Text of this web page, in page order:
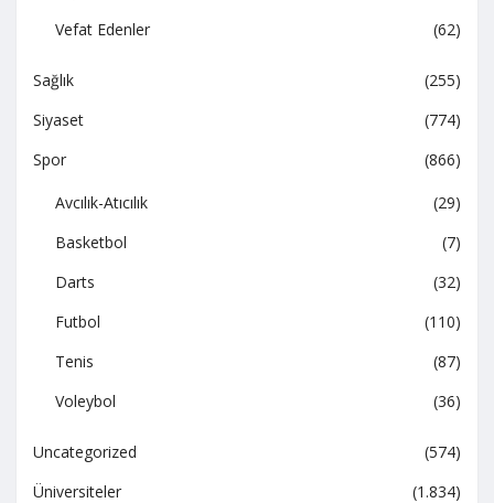
Vefat Edenler
(62)
Sağlık
(255)
Siyaset
(774)
Spor
(866)
Avcılık-Atıcılık
(29)
Basketbol
(7)
Darts
(32)
Futbol
(110)
Tenis
(87)
Voleybol
(36)
Uncategorized
(574)
Üniversiteler
(1.834)